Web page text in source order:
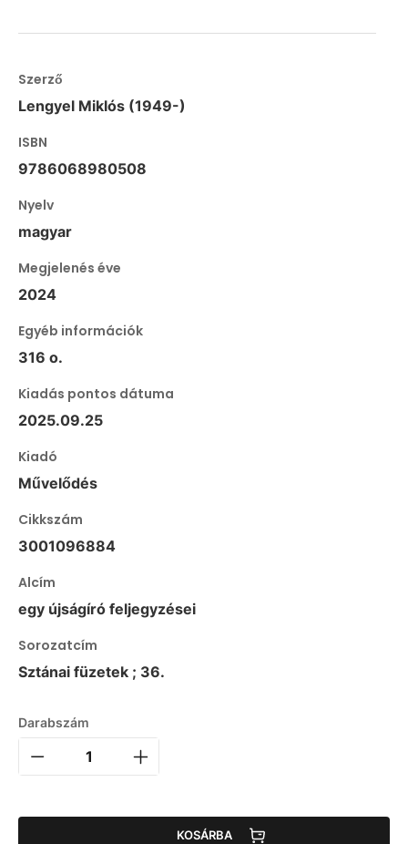
Szerző
Lengyel Miklós (1949-)
ISBN
9786068980508
Nyelv
magyar
Megjelenés éve
2024
Egyéb információk
316 o.
Kiadás pontos dátuma
2025.09.25
Kiadó
Művelődés
Cikkszám
3001096884
Alcím
egy újságíró feljegyzései
Sorozatcím
Sztánai füzetek ; 36.
Darabszám
KOSÁRBA